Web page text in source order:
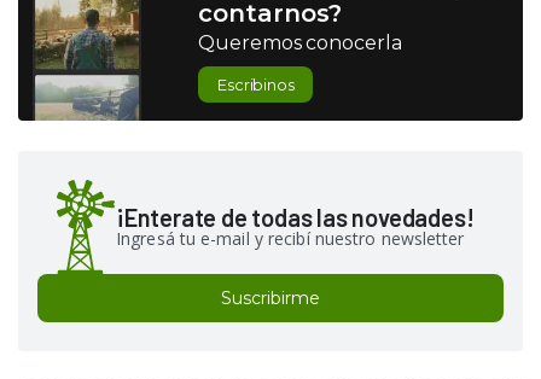
contarnos?
Queremos conocerla
Escribinos
¡Enterate de todas las novedades!
Ingresá tu e-mail y recibí nuestro newsletter
Suscribirme